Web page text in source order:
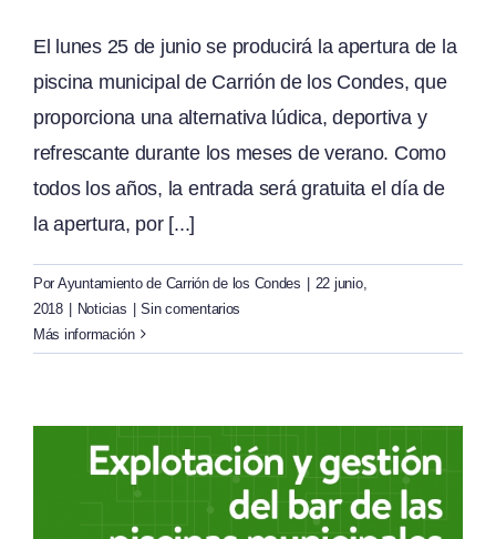
El lunes 25 de junio se producirá la apertura de la
piscina municipal de Carrión de los Condes, que
proporciona una alternativa lúdica, deportiva y
refrescante durante los meses de verano. Como
todos los años, la entrada será gratuita el día de
la apertura, por [...]
Por Ayuntamiento de Carrión de los Condes | 22 junio,
2018 | Noticias | Sin comentarios
Más información